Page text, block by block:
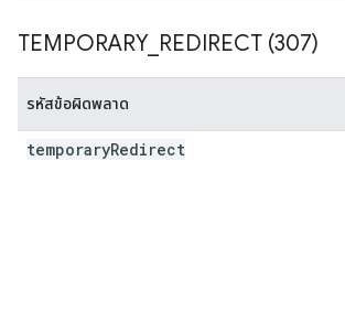
TEMPORARY_ REDIRECT (307)
รหัสข้อผิดพลาด
temporaryRedirect